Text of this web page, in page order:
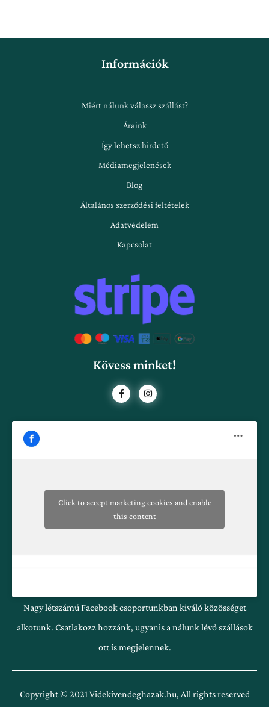
Információk
Miért nálunk válassz szállást?
Áraink
Így lehetsz hirdető
Médiamegjelenések
Blog
Általános szerződési feltételek
Adatvédelem
Kapcsolat
Kövess minket!
F
a
c
I
n
s
Click to accept marketing cookies and enable
this content
Nagy létszámú Facebook csoportunkban kiváló közösséget
alkotunk. Csatlakozz hozzánk, ugyanis a nálunk lévő szállások
ott is megjelennek.
Copyright © 2021 Videkivendeghazak.hu, All rights reserved